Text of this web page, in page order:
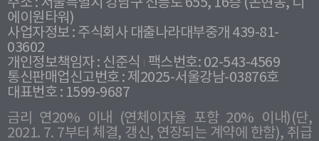
에이원타워)
사업자정보 : 주식회사 대출나라대부중개 439-81-
03602
개인정보책임자 : 신준식
팩스번호: 02-543-4569
통신판매업신고번호 : 제2025-서울강남-03876호
대표번호 : 1599-9687
금리 연20% 이내 (연체이자율 포함 20% 이내)(단,
2021. 7. 7부터 체결, 갱신, 연장되는 계약에 한함), 취급